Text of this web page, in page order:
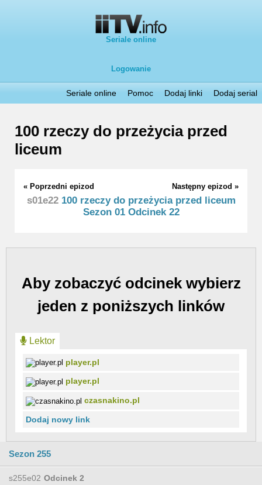
Seriale online
Logowanie
Seriale online Pomoc Dodaj linki Dodaj serial
100 rzeczy do przeżycia przed
liceum
« Poprzedni epizod Następny epizod »
s01e22100 rzeczy do przeżycia przed liceum
Sezon 01 Odcinek 22
Aby zobaczyć odcinek wybierz
jeden z poniższych linków
Lektor
player.pl
player.pl
czasnakino.pl
Dodaj nowy link
Sezon 255
s255e02 Odcinek 2